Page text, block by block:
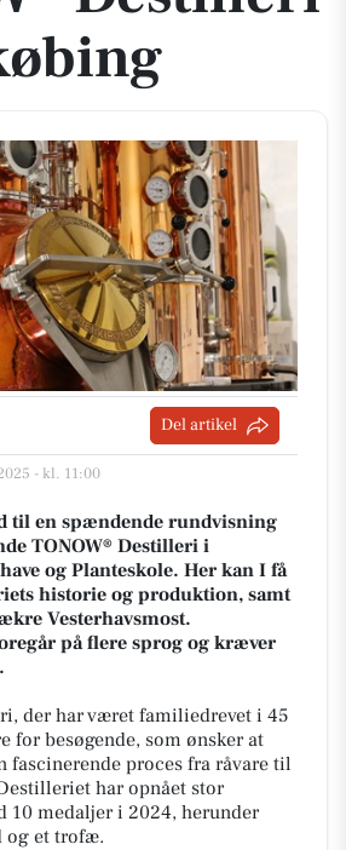
Del artikel
- kl. 11:00
til en spændende rundvisning
TONOW® Destilleri i
og Planteskole. Her kan I få
historie og produktion, samt
Vesterhavsmost.
på flere sprog og kræver
der har været familiedrevet i 45
for besøgende, som ønsker at
fascinerende proces fra råvare til
har opnået stor
10 medaljer i 2024, herunder
og et trofæ.